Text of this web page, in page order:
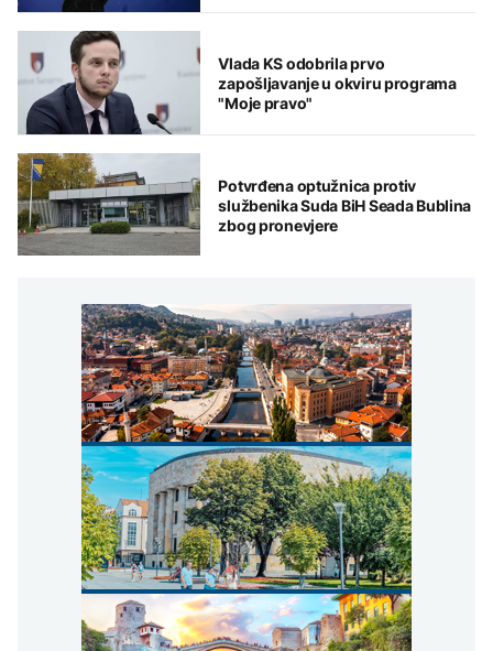
Vlada KS odobrila prvo
zapošljavanje u okviru programa
"Moje pravo"
Potvrđena optužnica protiv
službenika Suda BiH Seada Bublina
zbog pronevjere